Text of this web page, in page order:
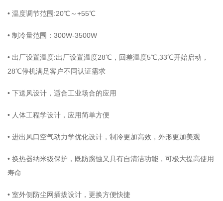
• 温度调节范围:20℃～+55℃
• 制冷量范围：300W-3500W
• 出厂设置温度:出厂设置温度28℃，回差温度5℃,33℃开始启动，
28℃停机满足客户不同认证需求
• 下送风设计，适合工业场合的应用
• 人体工程学设计，应用简单方便
• 进出风口空气动力学优化设计，制冷更加高效，外形更加美观
• 换热器纳米级保护，既防腐蚀又具有自清洁功能，可极大提高使用
寿命
• 室外侧防尘网插拔设计，更换方便快捷